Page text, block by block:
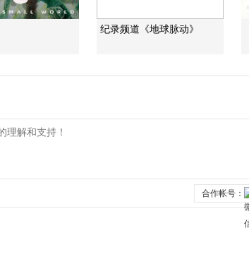
纪录频道《地球脉动》